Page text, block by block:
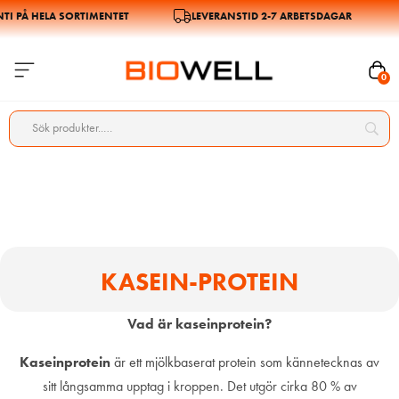
HELA SORTIMENTET LEVERANSTID 2-7 ARBETSDAGAR
0
KASEIN-PROTEIN
Vad är kaseinprotein?
Kaseinprotein är ett mjölkbaserat protein som kännetecknas av
sitt långsamma upptag i kroppen. Det utgör cirka 80 % av